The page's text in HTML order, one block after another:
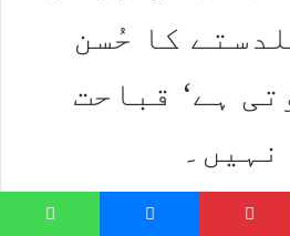
کا حُسن
ہے‘ قباحت
کوئی چیز